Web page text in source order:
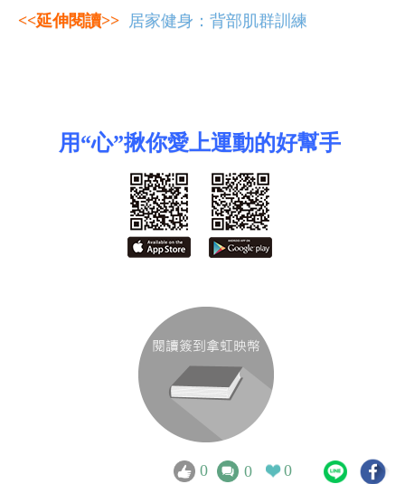
<<延伸閱讀>> 居家健身：背部肌群訓練
用“心”揪你愛上運動的好幫手
0 0 0